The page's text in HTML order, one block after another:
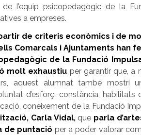
de l’equip psicopedagògic de la
a empreses.
de criteris econòmics i de
Comarcals i Ajuntaments han
de la Fundació
molt exhaustiu per garantir que, a
aquest alumnat també mostri
d’esforç, constància, habilitats
coneixement de la Fundació
Carla Vidal,que parla
de puntació per a poder valorar